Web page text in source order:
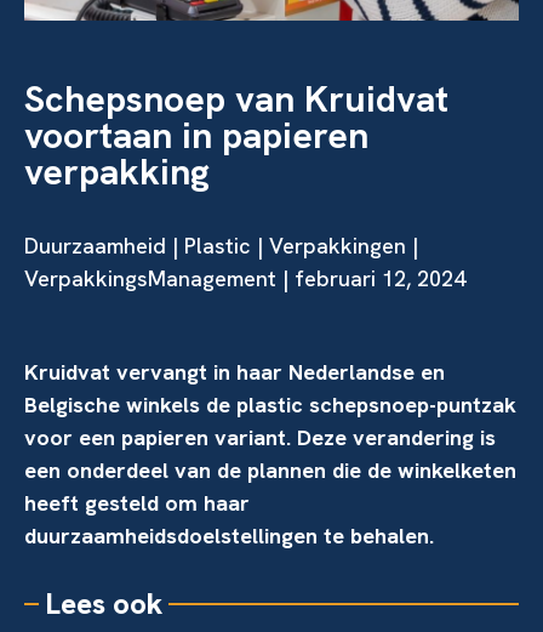
Schepsnoep van Kruidvat
voortaan in papieren
verpakking
Duurzaamheid | Plastic | Verpakkingen |
VerpakkingsManagement | februari 12, 2024
Kruidvat vervangt in haar Nederlandse en
Belgische winkels de plastic schepsnoep-puntzak
voor een papieren variant. Deze verandering is
een onderdeel van de plannen die de winkelketen
heeft gesteld om haar
duurzaamheidsdoelstellingen te behalen.
Lees ook